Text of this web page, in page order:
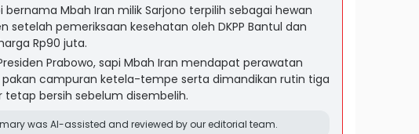
bernama Mbah Iran milik Sarjono terpilih sebagai hewan
setelah pemeriksaan kesehatan oleh DKPP Bantul dan
Rp90 juta.
Prabowo, sapi Mbah Iran mendapat perawatan
pakan campuran ketela-tempe serta dimandikan rutin tiga
tetap bersih sebelum disembelih.
was AI-assisted and reviewed by our editorial team.